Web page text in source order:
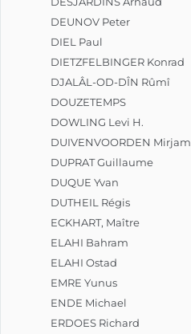
DEUNOV Peter
DIEL Paul
DIETZFELBINGER Konrad
DJALÂL-OD-DÎN Rûmî
DOUZETEMPS
DOWLING Levi H.
DUIVENVOORDEN Mirjam
DUPRAT Guillaume
DUQUE Yvan
DUTHEIL Régis
ECKHART, Maître
ELAHI Bahram
ELAHI Ostad
EMRE Yunus
ENDE Michael
ERDOES Richard